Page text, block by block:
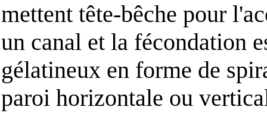
mettent tête-bêche pour
un canal et la fécondation
gélatineux en forme de
paroi horizontale ou